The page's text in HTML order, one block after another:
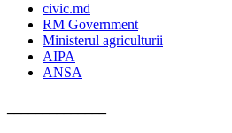
civic.md
RM Government
Ministerul agriculturii
AIPA
ANSA